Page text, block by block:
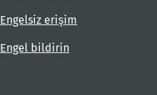
Engelsiz erişim
Engel bildirin